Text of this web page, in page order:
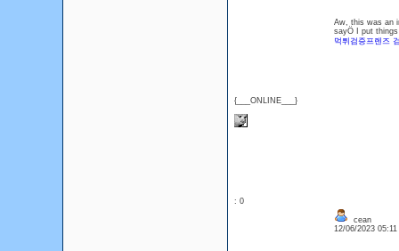
{___ONLINE___}
Aw, this was an
sayÖ I put
먹튀검증프렌즈
: 0
cean
12/06/2023